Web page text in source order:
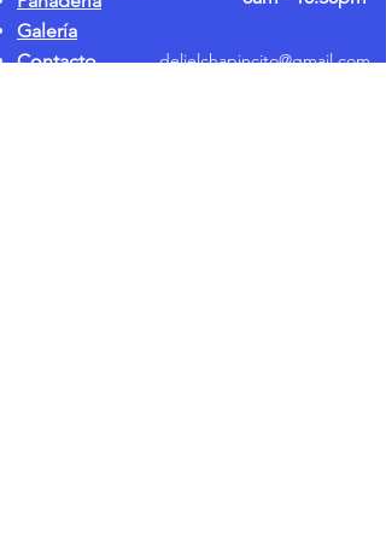
delielchapincito@gmail.com
Galería
Contacto